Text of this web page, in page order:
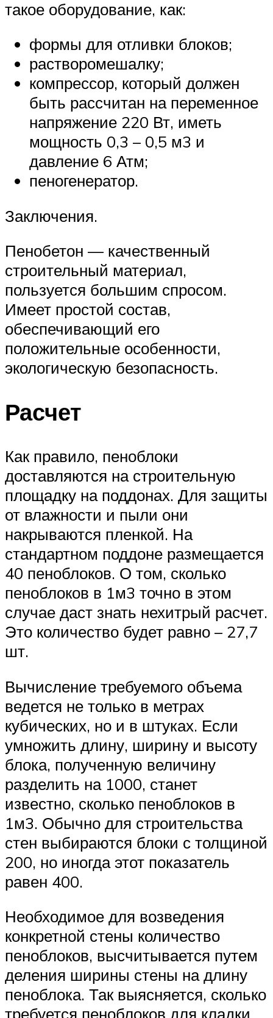
такое оборудование, как:
формы для отливки блоков;
растворомешалку;
компрессор, который должен
быть рассчитан на переменное
напряжение 220 Вт, иметь
мощность 0,3 – 0,5 м3 и
давление 6 Атм;
пеногенератор.
Заключения.
Пенобетон — качественный
строительный материал,
пользуется большим спросом.
Имеет простой состав,
обеспечивающий его
положительные особенности,
экологическую безопасность.
Расчет
Как правило, пеноблоки
доставляются на строительную
площадку на поддонах. Для защиты
от влажности и пыли они
накрываются пленкой. На
стандартном поддоне размещается
40 пеноблоков. О том, сколько
пеноблоков в 1м3 точно в этом
случае даст знать нехитрый расчет.
Это количество будет равно – 27,7
шт.
Вычисление требуемого объема
ведется не только в метрах
кубических, но и в штуках. Если
умножить длину, ширину и высоту
блока, полученную величину
разделить на 1000, станет
известно, сколько пеноблоков в
1м3. Обычно для строительства
стен выбираются блоки с толщиной
200, но иногда этот показатель
равен 400.
Необходимое для возведения
конкретной стены количество
пеноблоков, высчитывается путем
деления ширины стены на длину
пеноблока. Так выясняется, сколько
требуется пеноблоков для кладки